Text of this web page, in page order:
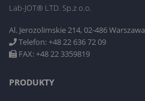
Lab-JOT® LTD. Sp.z o.o.
Al. Jerozolimskie 214, 02-486 Warszawa
Telefon: +48 22 636 72 09
FAX: +48 22 3359819
PRODUKTY